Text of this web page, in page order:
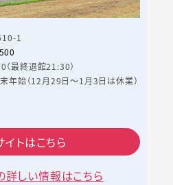
1
最終退館21:30）
年始（12月29日～1月3日は休業）
イトはこちら
詳しい情報はこちら